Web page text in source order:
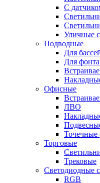
С
Уличные
Подводные
Для
Для
Офисные
ЛВО
Точечные
Торговые
Трековые
Светодиодные
RGB